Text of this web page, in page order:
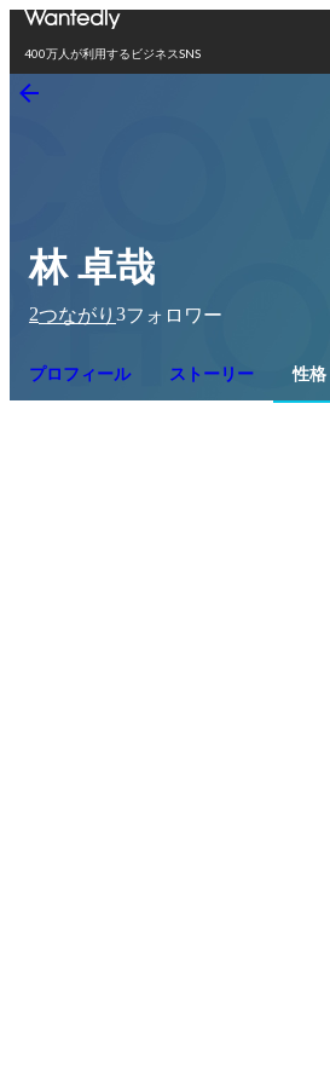
400万人が利用するビジネスSNS
林 卓哉
2つながり 3フォロワー
プロフィール ストーリー 性格